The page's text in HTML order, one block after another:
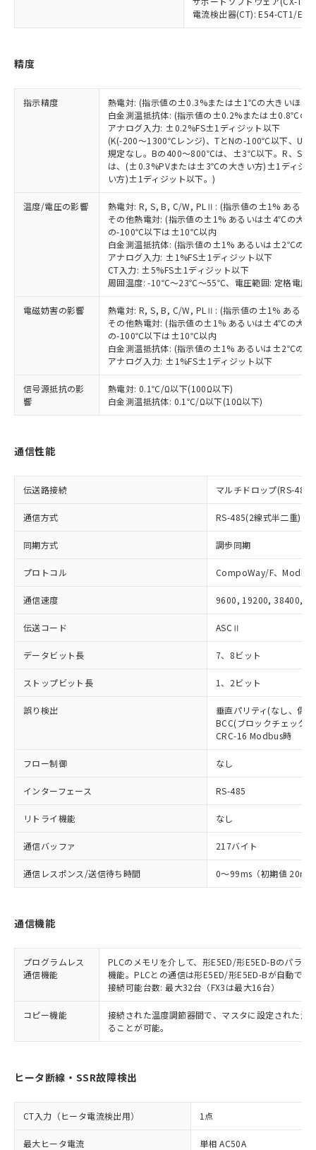
電流検出器(CT): E54-CT1/
精度
指示精度
熱電対: (指示値の±0.3%または±1℃の大きいほう
白金測温抵抗体: (指示値の±0.2%または±0.8℃の
アナログ入力: ±0.2%FS±1ディジット以下
(K(-200～1300℃レンジ)、TとNの-100℃以下、U
規定なし。Bの400～800℃は、±3℃以下。R、S
は、(±0.3%PVまたは±3℃の大きい方)±1ディジ
い方)±1ディジット以下。)
温度/電圧の影響
熱電対: R, S, B, C/W, PLⅡ: (指示値の±1% ある
その他熱電対: (指示値の±1% あるいは±4℃の大き
の-100℃以下は±10℃以内
白金測温抵抗体: (指示値の±1% あるいは±2℃の大
アナログ入力: ±1%FS±1ディジット以下
CT入力: ±5%FS±1ディジット以下
周囲温度: -10℃～23℃～55℃、電圧範囲: 定格電圧
電磁妨害の影響
熱電対: R, S, B, C/W, PLⅡ: (指示値の±1% ある
その他熱電対: (指示値の±1% あるいは±4℃の大き
の-100℃以下は±10℃以内
白金測温抵抗体: (指示値の±1% あるいは±2℃の大
アナログ入力: ±1%FS±1ディジット以下
信号源抵抗の影
響
熱電対: 0.1℃/Ω以下(100Ω以下)
白金測温抵抗体: 0.1℃/Ω以下(10Ω以下)
通信性能
伝送路接続 マルチドロップ(RS-485)
通信方式 RS-485(2線式半二重)
同期方式 調歩同期
プロトコル CompoWay/F、Modbus
通信速度 9600, 19200, 38400,
伝送コード ASCⅡ
データビット長 7、8ビット
ストップビット長 1、2ビット
誤り検出
垂直パリティ(なし、偶
BCC(ブロックチェック
CRC-16 Modbus時
フロー制御 なし
インターフェース RS-485
リトライ機能 なし
通信バッファ 217バイト
通信レスポンス/送信待ち時間 0～99ms（初期値 20ms
通信機能
プログラムレス
通信機能
PLCのメモリを介して、形E5ED/形E5ED-Bのパラ
機能。PLCとの通信は形E5ED/形E5ED-Bが自動で
接続可能台数: 最大32台（FX3は最大16台）
コピー機能
接続された温度調節器間で、マスタに設定された温
ることが可能。
ヒータ断線・SSR故障検出
CT入力（ヒータ電流検出用） 1点
最大ヒータ電流 単相 AC50A
記載している更新日時点での社内デー
タに基づき作成されるものであり、閲
正式な納期状況および標準価格はお客
様のお取引先、またはお客様担当のオ
ムロン制御機器販売店・当社販売員に
ご相談ください。
オムロン制御機器販売店や当社販売拠
点は「販売ネットワーク
」をご確認
ください。
在庫状況および標準価格結果を当社の
事前の承諾なく第三者に漏洩または開
示しないようお願いします。
マイパーツ機能（部品リスト作成サー
ビス）をご利用いただくには、I-Web
メンバーズにご登録されている必要が
あります。
お客様が当ウェブサイト上で当社にご
登録された部品リストについて、当社
および当社の共同利用者が、当社の製
品・サービスに関するお客様との取
引・商談に必要な範囲で利用すること
をご了承ください。
※当社の共同利用者とは、"個人情報
の共同利用に関して"
の「1.共同利
用者の範囲」に記載されている法人を
鉛(Pb) 1000ppm以下、 水銀(Hg) 1000ppm以下、 カド
（DBP） 1000ppm以下、フタル酸ジイソブチル
(DIBP) 1000ppm以下
但し、RoHS指令で産業用監視および制御機器に対する
適用除外項目は除く。
フタル酸エステル類の４物質については閾値を超える意
図的な使用がないことを確認しています。
※2 対応予定月
部品在庫の切り替え状況などにより、予定
月が前後することがあります。
※3 非含有証明書ダウンロード
下記の非含有証明書をダウンロードするこ
とができます。
EU RoHS指令（10物質）の非含有証明書
51物質の非含有証明書（当社基準）
※本証明書は発行日時点で非含有を証明す
欄に対応日を記載しておりました。
既に当社にて対応品への在庫切替を完了
り、2022年1月12日より割愛しておりま
ル類) : 1000ppm、
DBP(フタル酸ジブチル) : 1000ppm、 DIBP(フタル酸ジ
イソブチル) : 1000ppm、 BBP(フタル酸ブチルベンジ
ル) : 1000ppm、
DEHP(フタル酸ビス(2-エチルヘキシル)) : 1000ppm
※2 環境保護使用期限
「ｅ」：有害物質（10物質）のすべてが基
準値以下であることを示します。
「10」：通常の使用状況下において有害物
質が外部に漏えいし、環境に深刻な影響を
及ぼさない年数を意味します。
「－」：未確認です。当社販売部門へお問
い合わせください。
（以下｢規制貨物等」という）を輸出
または国外への提供する場合は、日本
全に破砕するなど、違法に輸出されな
いよう必要な手段を講じます。
当社は貴社製品を、核兵器、ミサイ
ル、化学兵器、生物兵器またはその他
武器並びにこれらの製造装置等に一切
使用いたしません。
当社は、貴社製品を第三者に販売する
場合は、上記1、2および3の内容を当
該第三者に通知します。また当社は、
販売先および販売に係わる関係者が違
法に輸出するおそれがある場合は、取
り引きをいたしません。
合意する キャンセル
記
説明
一定数には満たないが在庫あり
在庫なし(最新の在庫状況につ
いては、お客様のお取引先、ま
たはお客様担当のオムロン制御
機器販売店・当社販売員にご確
認ください)
受注生産機種、また在庫状況の
情報を公開していない機種